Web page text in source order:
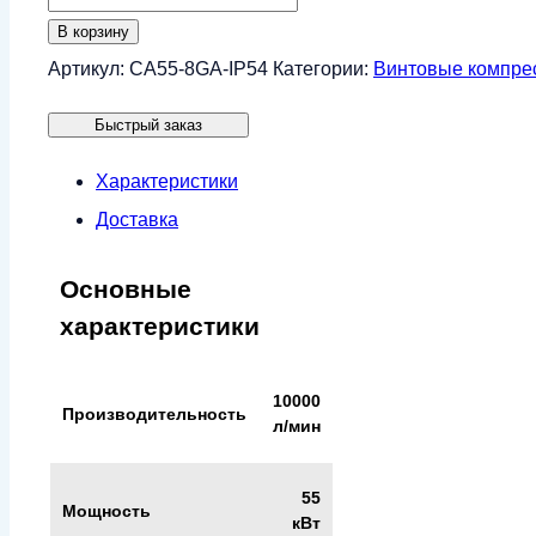
товара
Винтовой
CrossAir
CA55-
8GA
В корзину
Артикул: CA55-8GA-IP54 Категории: Винтовые
Быстрый заказ
Характеристики
Доставка
Основные
характеристики
Производительность
10000
л/мин
Мощность
55
кВт